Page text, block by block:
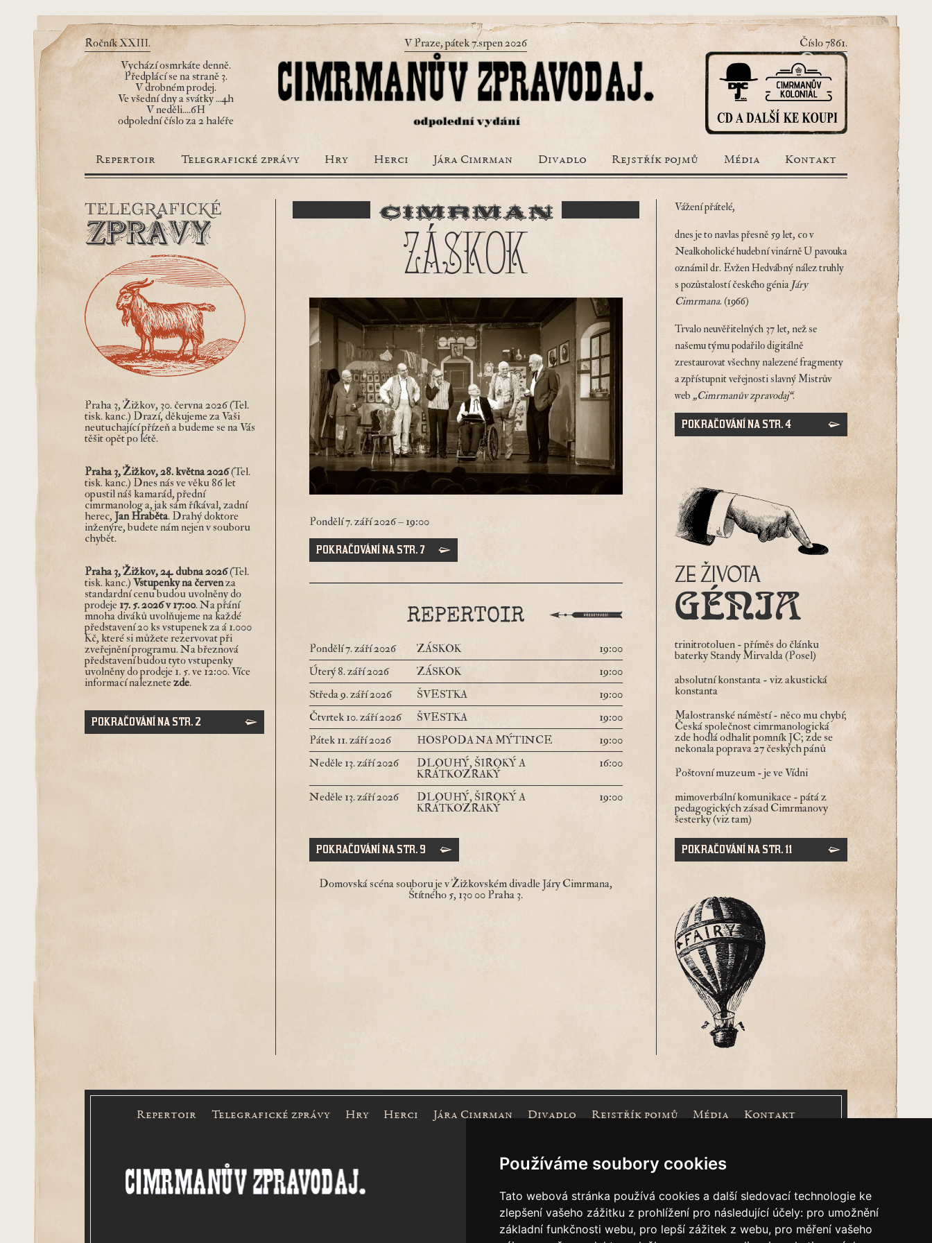
Používáme soubory cookies
Tato webová stránka používá cookies a další sledovací technologie ke
zlepšení vašeho zážitku z prohlížení pro následující účely: pro umožnění
základní funkčnosti webu, pro lepší zážitek z webu, pro měření vašeho
Ročník XXIII. V Praze, pátek 7.srpen 2026
Číslo 7861.
Vychází osmrkáte denně.
Předplácí se na straně 3.
V drobném prodej.
Ve všední dny a svátky ...4h
V neděli....6H
odpolední číslo za 2 haléře
Repertoir Telegrafické zprávy Hry Herci Jára Cimrman Divadlo Rejstřík pojmů Média Kontakt
Praha 3, Žižkov, 30. června 2026 (Tel.
tisk. kanc.) Drazí, děkujeme za Vaši
neutuchající přízeň a budeme se na Vás
těšit opět po létě.
Praha 3, Žižkov, 28. května 2026(Tel.
tisk. kanc.) Dnes nás ve věku 86 let
opustil náš kamarád, přední
cimrmanolog a, jak sám říkával, zadní
herec, Jan Hraběta. Drahý doktore
inženýre, budete nám nejen v souboru
chybět.
Praha 3, Žižkov, 24. dubna 2026(Tel.
tisk. kanc.) Vstupenky na červenza
standardní cenu budou uvolněny do
prodeje 17. 5. 2026 v 17:00. Na přání
mnoha diváků uvolňujeme na každé
představení 20 ks vstupenek za á 1.000
Kč, které si můžete rezervovat při
zveřejnění programu. Na březnová
představení budou tyto vstupenky
uvolněny do prodeje 1. 5. ve 12:00. Více
informací naleznetezde.
POKRAČOVÁNÍ NA STR. 2
ZÁSKOK
Pondělí 7. září 2026 – 19:00
POKRAČOVÁNÍ NA STR. 7
Pondělí 7. září 2026 ZÁSKOK
19:00
Úterý 8. září 2026
ZÁSKOK
19:00
Středa 9. září 2026
ŠVESTKA
19:00
Čtvrtek 10. září 2026
ŠVESTKA
19:00
Pátek 11. září 2026
HOSPODA NA MÝTINCE
19:00
Neděle 13. září 2026
DLOUHÝ, ŠIROKÝ A
KRÁTKOZRAKÝ
16:00
Neděle 13. září 2026
DLOUHÝ, ŠIROKÝ A
KRÁTKOZRAKÝ
19:00
POKRAČOVÁNÍ NA STR. 9
Domovská scéna souboru je vŽižkovském divadle Járy Cimrmana,
Štítného 5, 130 00 Praha 3.
Vážení přátelé,
dnes je to navlas přesně 59 let, co v
Nealkoholické hudební vinárně U pavouka
oznámil dr. Evžen Hedvábný nález truhly
s pozůstalostí českého génia Járy
Cimrmana. (1966)
Trvalo neuvěřitelných 37 let, než se
našemu týmu podařilo digitálně
zrestaurovat všechny nalezené fragmenty
a zpřístupnit veřejnosti slavný Mistrův
web „Cimrmanův zpravodaj“.
POKRAČOVÁNÍ NA STR. 4
trinitrotoluen- příměs do článku
baterky Standy Mirvalda (Posel)
absolutní konstanta- viz akustická
konstanta
Malostranské náměstí- něco mu chybí;
Česká společnost cimrmanologická
zde hodlá odhalit pomník JC; zde se
nekonala poprava 27 českých pánů
Poštovní muzeum- je ve Vídni
mimoverbální komunikace- pátá z
pedagogických zásad Cimrmanovy
šesterky (viz tam)
POKRAČOVÁNÍ NA STR. 11
Repertoir Telegrafické zprávy Hry Herci Jára Cimrman Divadlo Rejstřík pojmů Média Kontakt
Restaurátorský tým